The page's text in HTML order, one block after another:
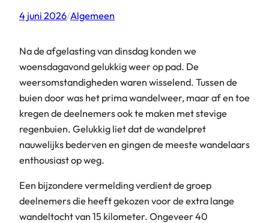
4 juni 2026/Algemeen
Na de afgelasting van dinsdag konden we
woensdagavond gelukkig weer op pad. De
weersomstandigheden waren wisselend. Tussen de
buien door was het prima wandelweer, maar af en toe
kregen de deelnemers ook te maken met stevige
regenbuien. Gelukkig liet dat de wandelpret
nauwelijks bederven en gingen de meeste wandelaars
enthousiast op weg.
Een bijzondere vermelding verdient de groep
deelnemers die heeft gekozen voor de extra lange
wandeltocht van 15 kilometer. Ongeveer 40